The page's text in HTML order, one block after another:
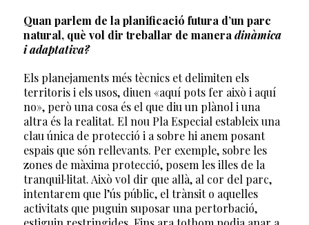
Quan parlem de la planificació futura d’un parc
natural, què vol dir treballar de manera dinàmica
i adaptativa?
Els planejaments més tècnics et delimiten els
territoris i els usos, diuen «aquí pots fer això i aquí
no», però una cosa és el que diu un plànol i una
altra és la realitat. El nou Pla Especial estableix una
clau única de protecció i a sobre hi anem posant
espais que són rellevants. Per exemple, sobre les
zones de màxima protecció, posem les illes de la
tranquil·litat. Això vol dir que allà, al cor del parc,
intentarem que l’ús públic, el trànsit o aquelles
activitats que puguin suposar una pertorbació,